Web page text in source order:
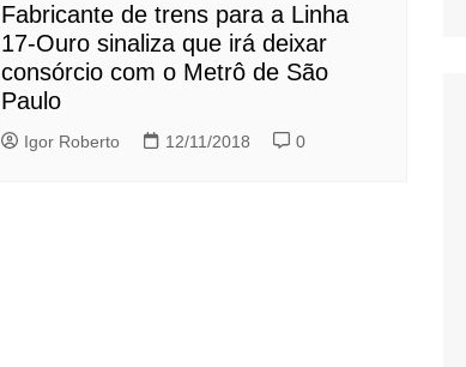
Fabricante de trens para a Linha
17-Ouro sinaliza que irá deixar
consórcio com o Metrô de São
Paulo
Igor Roberto 12/11/2018 0